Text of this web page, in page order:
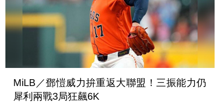
MiLB／鄧愷威力拚重返大聯盟！三振能力仍
犀利兩戰3局狂飆6K